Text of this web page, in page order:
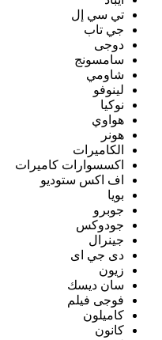
تي سي إل
جي تاب
دوجى
سامسونج
شاومي
لينوفو
نوكيا
هواوي
هونر
الكاميرات
اكسسوارات كاميرات
اف اكس ستوديو
بويا
جوبرو
جودوكس
جينرال
دى جي اى
زيون
سان ديسك
فوجى فيلم
كاميلون
كانون